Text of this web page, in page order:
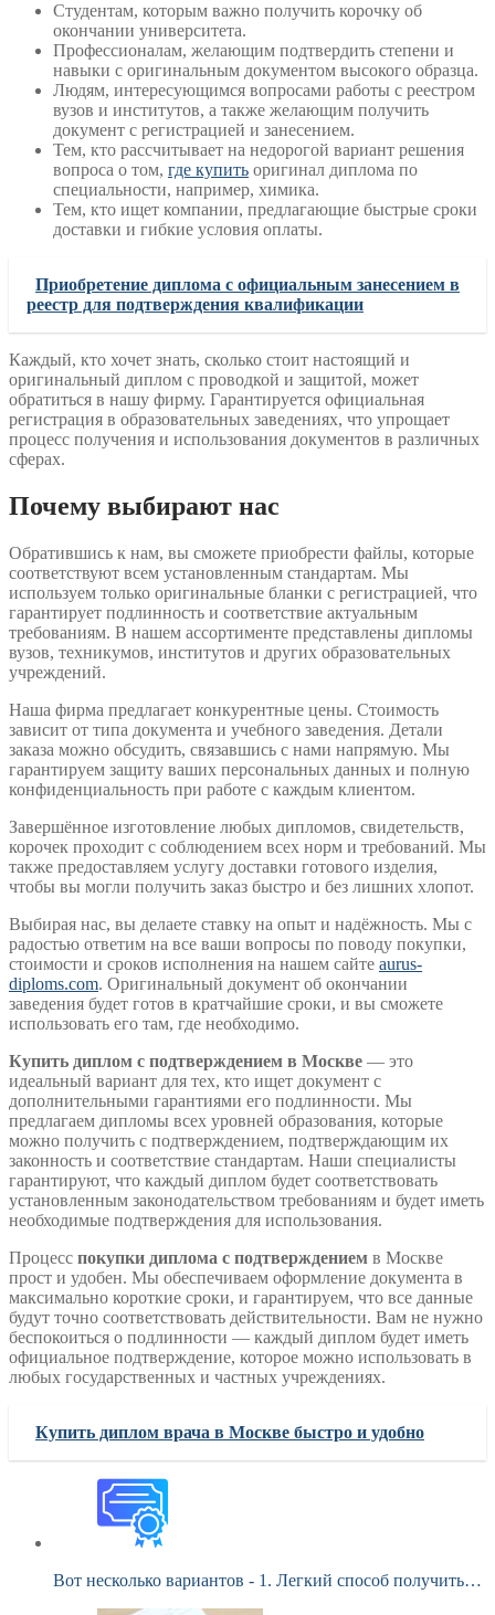
Студентам, которым важно получить корочку об
окончании университета.
Профессионалам, желающим подтвердить степени и
навыки с оригинальным документом высокого образца.
Людям, интересующимся вопросами работы с реестром
вузов и институтов, а также желающим получить
документ с регистрацией и занесением.
Тем, кто рассчитывает на недорогой вариант решения
вопроса о том, где купить оригинал диплома по
специальности, например, химика.
Тем, кто ищет компании, предлагающие быстрые сроки
доставки и гибкие условия оплаты.
Приобретение диплома с официальным занесением в
реестр для подтверждения квалификации
Каждый, кто хочет знать, сколько стоит настоящий и
оригинальный диплом с проводкой и защитой, может
обратиться в нашу фирму. Гарантируется официальная
регистрация в образовательных заведениях, что упрощает
процесс получения и использования документов в различных
сферах.
Почему выбирают нас
Обратившись к нам, вы сможете приобрести файлы, которые
соответствуют всем установленным стандартам. Мы
используем только оригинальные бланки с регистрацией, что
гарантирует подлинность и соответствие актуальным
требованиям. В нашем ассортименте представлены дипломы
вузов, техникумов, институтов и других образовательных
учреждений.
Наша фирма предлагает конкурентные цены. Стоимость
зависит от типа документа и учебного заведения. Детали
заказа можно обсудить, связавшись с нами напрямую. Мы
гарантируем защиту ваших персональных данных и полную
конфиденциальность при работе с каждым клиентом.
Завершённое изготовление любых дипломов, свидетельств,
корочек проходит с соблюдением всех норм и требований. Мы
также предоставляем услугу доставки готового изделия,
чтобы вы могли получить заказ быстро и без лишних хлопот.
Выбирая нас, вы делаете ставку на опыт и надёжность. Мы с
радостью ответим на все ваши вопросы по поводу покупки,
стоимости и сроков исполнения на нашем сайте aurus-
diploms.com. Оригинальный документ об окончании
заведения будет готов в кратчайшие сроки, и вы сможете
использовать его там, где необходимо.
Купить диплом с подтверждением в Москве — это
идеальный вариант для тех, кто ищет документ с
дополнительными гарантиями его подлинности. Мы
предлагаем дипломы всех уровней образования, которые
можно получить с подтверждением, подтверждающим их
законность и соответствие стандартам. Наши специалисты
гарантируют, что каждый диплом будет соответствовать
установленным законодательством требованиям и будет иметь
необходимые подтверждения для использования.
Процесс покупки диплома с подтверждением в Москве
прост и удобен. Мы обеспечиваем оформление документа в
максимально короткие сроки, и гарантируем, что все данные
будут точно соответствовать действительности. Вам не нужно
беспокоиться о подлинности — каждый диплом будет иметь
официальное подтверждение, которое можно использовать в
любых государственных и частных учреждениях.
Купить диплом врача в Москве быстро и удобно
Вот несколько вариантов - 1. Легкий способ получить…